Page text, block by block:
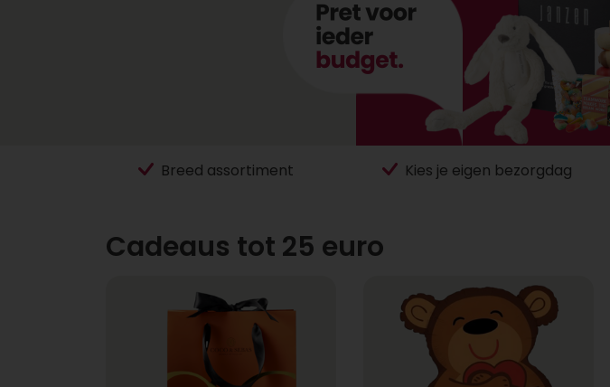
Breed assortiment Kies je eigen bezorgdag
Cadeaus tot 25 euro